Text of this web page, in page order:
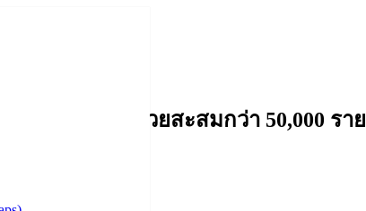
ส.ค. 66 พบผู้ป่วยสะสมกว่า 50,000 ราย